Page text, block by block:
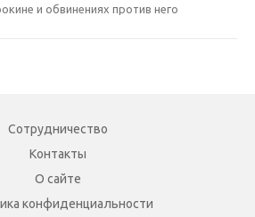
и обвинениях против него
Сотрудничество
Контакты
О сайте
конфиденциальности